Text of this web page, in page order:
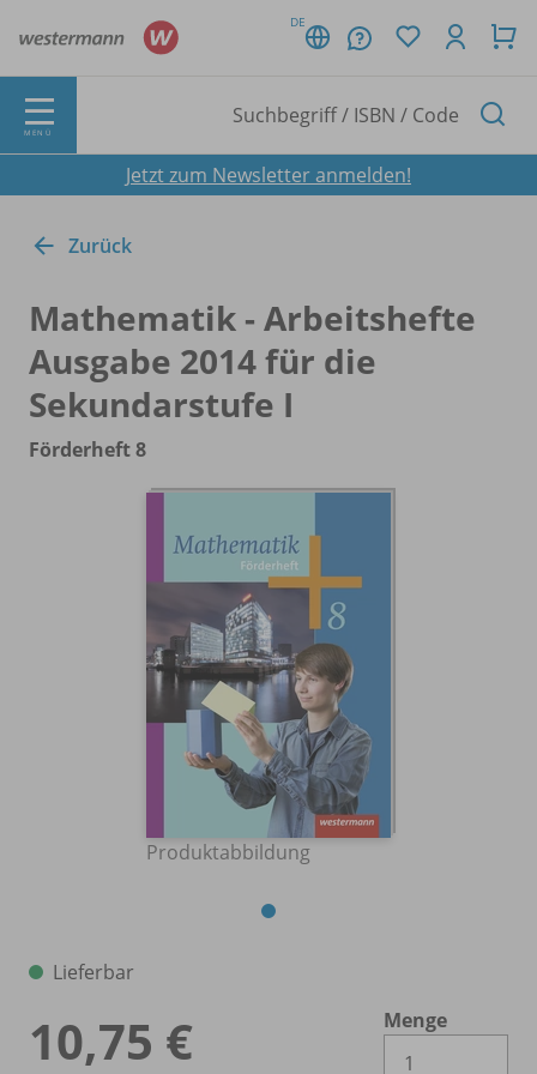
DE
MENÜ
Jetzt zum Newsletter anmelden!
Zurück
Mathematik - Arbeitshefte
Ausgabe 2014 für die
Sekundarstufe I
Förderheft 8
Produktabbildung
Lieferbar
10,75 €
Menge